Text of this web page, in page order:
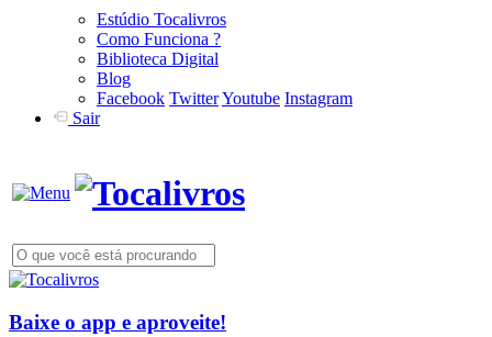
Estúdio Tocalivros
Como Funciona ?
Biblioteca Digital
Blog
Facebook TwitterYoutube Instagram
Sair
Baixe o app e aproveite!